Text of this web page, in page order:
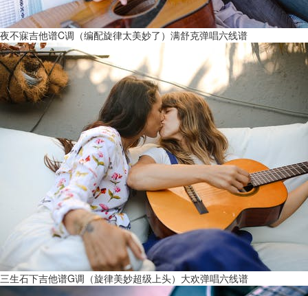
夜不寐吉他谱C调（编配旋律太美妙了）满舒克弹唱六线谱
三生石下吉他谱G调（旋律美妙超级上头）大欢弹唱六线谱